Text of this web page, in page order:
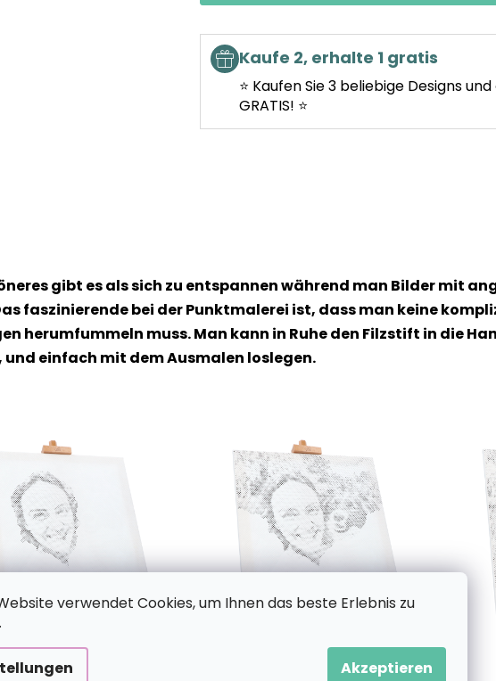
verwendet Cookies, um Ihnen das beste Erlebnis zu
Akzeptieren
Kaufe 2, erhalte 1 gratis
⭐ Kaufen Sie 3 beliebige Designs
GRATIS! ⭐
gibt es als sich zu entspannen während man Bilder mit
faszinierende bei der Punktmalerei ist, dass man keine
herumfummeln muss. Man kann in Ruhe den Filzstift in die
einfach mit dem Ausmalen loslegen.